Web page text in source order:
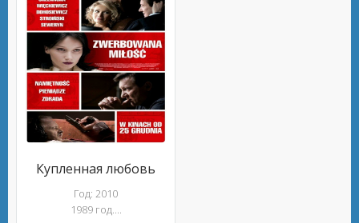
Купленная любовь
Год: 2010
1989 год....